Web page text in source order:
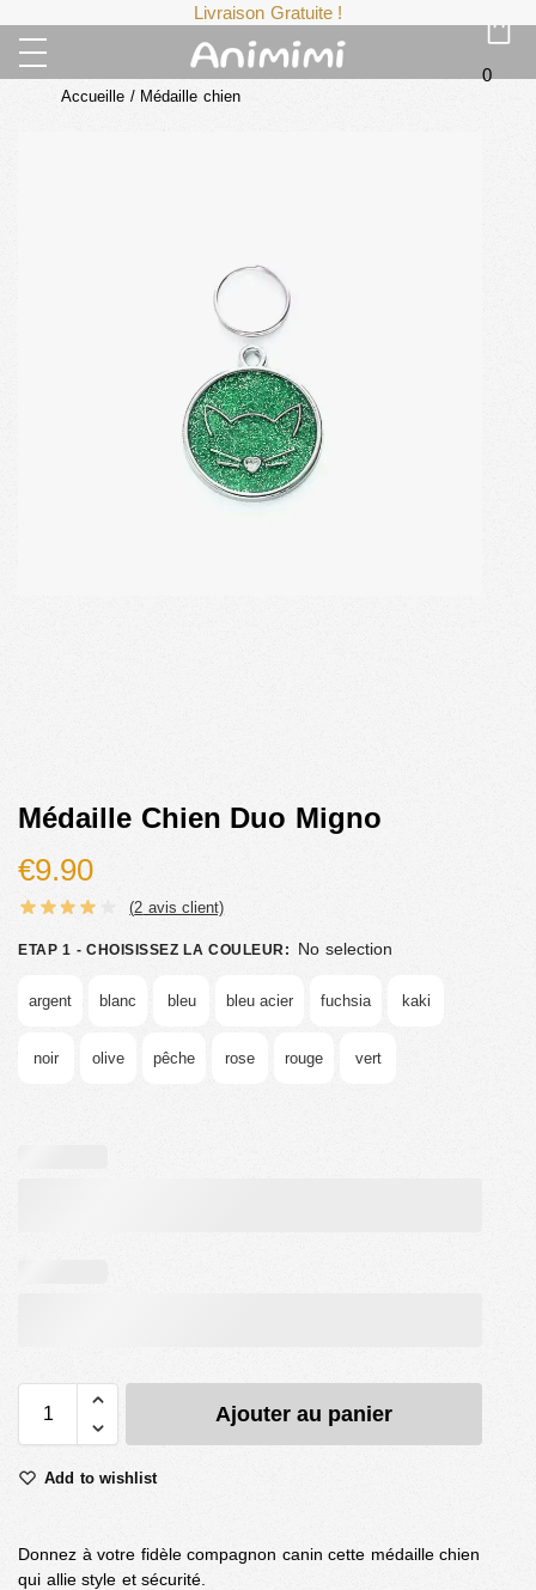
Livraison Gratuite !
0
Accueille / Médaille chien
Médaille Chien Duo Migno
€9.90
(2 avis client)
ETAP 1 - CHOISISSEZ LA COULEUR: No selection
argent blanc bleu bleu acier fuchsia kaki
noir olive pêche rose rouge vert
Ajouter au panier
Add to wishlist
Donnez à votre fidèle compagnon canin cette médaille chien
qui allie style et sécurité.